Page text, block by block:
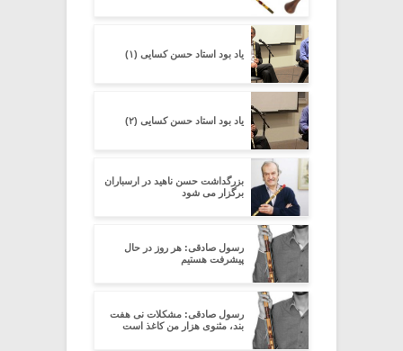
یاد بود استاد حسن کسایی (۱)
یاد بود استاد حسن کسایی (۲)
بزرگداشت حسن ناهید در ارسباران
برگزار می شود
رسول صادقی: هر روز در حال
پیشرفت هستیم
رسول صادقی: مشکلات نی هفت
بند، مثنوی هزار من کاغذ است